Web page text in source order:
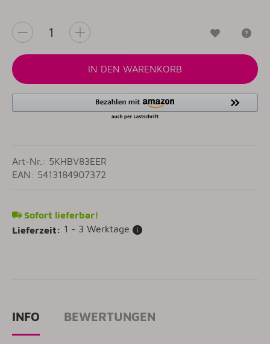
IN DEN WARENKORB
Art-Nr.: 5KHBV83EER
EAN: 5413184907372
Sofort lieferbar!
Lieferzeit: 1 - 3 Werktage
INFO BEWERTUNGEN